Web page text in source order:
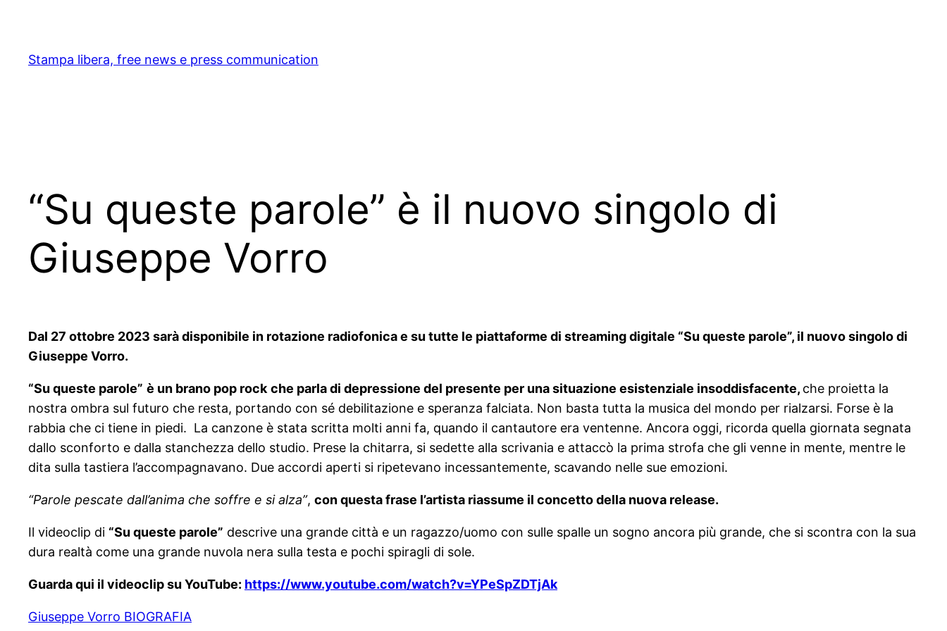
content
Stampa libera, free news e press communication
“Su queste parole” è il nuovo singolo di
Giuseppe Vorro
Dal 27 ottobre 2023 sarà disponibile in rotazione radiofonica e su tutte le piattaforme di streaming digitale “Su queste parole”, il nuovo singolo di
Giuseppe Vorro.
“Su queste parole” è un brano pop rock che parla di depressione del presente per una situazione esistenziale insoddisfacente, che proietta la
nostra ombra sul futuro che resta, portando con sé debilitazione e speranza falciata. Non basta tutta la musica del mondo per rialzarsi. Forse è la
rabbia che ci tiene in piedi. La canzone è stata scritta molti anni fa, quando il cantautore era ventenne. Ancora oggi, ricorda quella giornata segnata
dallo sconforto e dalla stanchezza dello studio. Prese la chitarra, si sedette alla scrivania e attaccò la prima strofa che gli venne in mente, mentre le
dita sulla tastiera l’accompagnavano. Due accordi aperti si ripetevano incessantemente, scavando nelle sue emozioni.
“Parole pescate dall’anima che soffre e si alza”, con questa frase l’artista riassume il concetto della nuova release.
Il videoclip di “Su queste parole” descrive una grande città e un ragazzo/uomo con sulle spalle un sogno ancora più grande, che si scontra con la sua
dura realtà come una grande nuvola nera sulla testa e pochi spiragli di sole.
Guarda qui il videoclip su YouTube: https://www.youtube.com/watch?v=YPeSpZDTjAk
Giuseppe Vorro BIOGRAFIA